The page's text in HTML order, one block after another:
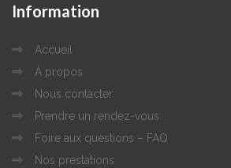
Information
Accueil
À propos
Nous contacter
Prendre un rendez-vous
Foire aux questions – FAQ
Nos prestations